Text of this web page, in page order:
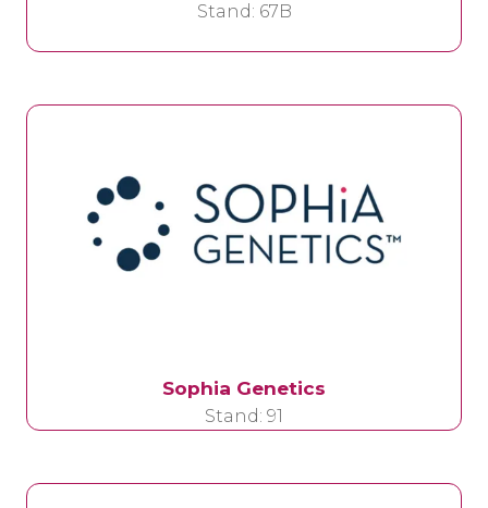
Stand: 67B
Sophia Genetics
Stand: 91